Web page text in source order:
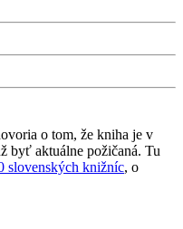
o tom, že kniha je v
byť aktuálne požičaná. Tu
slovenských knižníc, o